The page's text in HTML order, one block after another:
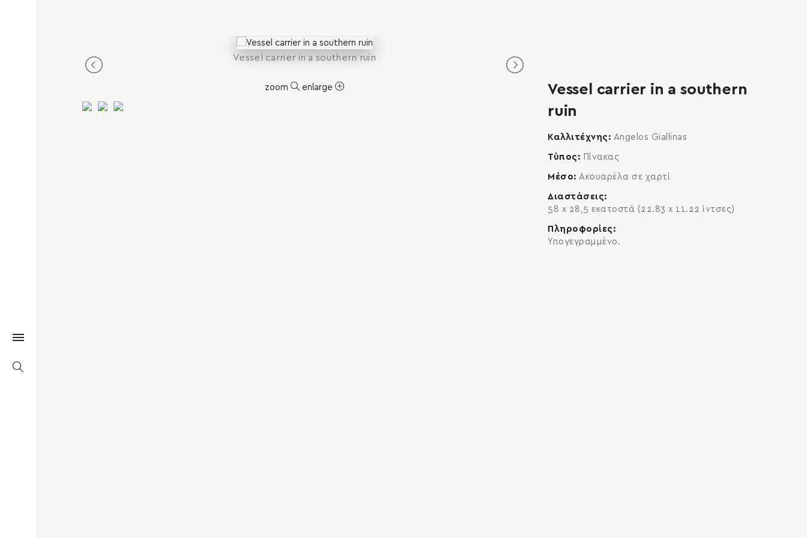
Vessel carrier in a southern ruin
zoom enlarge
Vessel carrier in a southern
ruin
Καλλιτέχνης Angelos Giallinas
Τύπος Πίνακας
Μέσο Ακουαρέλα σε χαρτί
Διαστάσεις
58 x 28,5 εκατοστά (22.83 x 11.22 ίντσες)
Πληροφορίες
Υπογεγραμμένο.